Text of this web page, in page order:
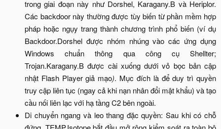
trong giai đoạn này như Dorshel, Karagany.B và Heriplor.
Các backdoor này thường được tùy biến từ phần mềm hợp
pháp hoặc ngụy trang thành chương trình phổ biến (ví dụ
Backdoor.Dorshel được nhóm nhúng vào các ứng dụng
Windows chuẩn thông qua công cụ Shellter;
Trojan.Karagany.B được cài xuống dưới vỏ bọc bản cập
nhật Flash Player giả mạo). Mục đích là để duy trì quyền
truy cập liên tục (ngay cả khi nạn nhân đổi mật khẩu) và tạo
cầu nối liên lạc với hạ tầng C2 bên ngoài.​
Di chuyển ngang và leo thang đặc quyền: Sau khi có chỗ